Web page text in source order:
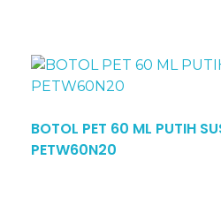
BOTOL PET 60 ML PUTIH
PETW60N20